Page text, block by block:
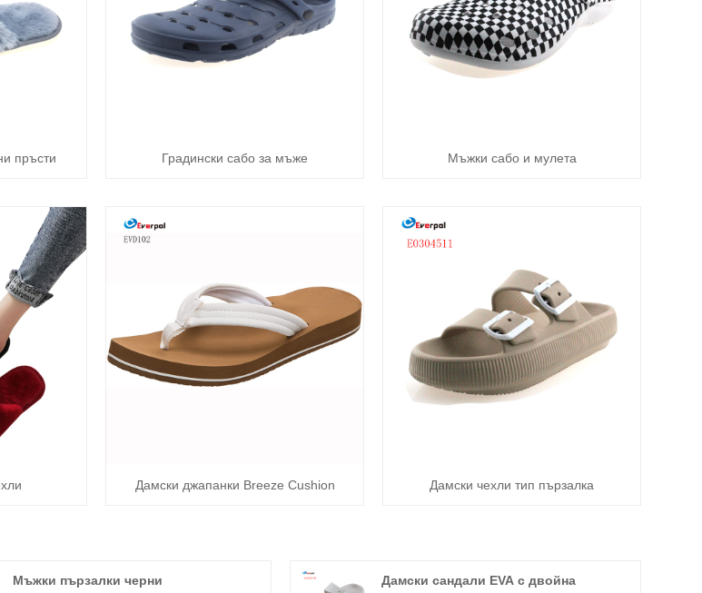
пръсти Градински сабо за мъже Мъжки сабо и мулета
Дамски джапанки Breeze Cushion Дамски чехли тип пързалка
Мъжки пързалки черни
Дамски сандали EVA с двойна